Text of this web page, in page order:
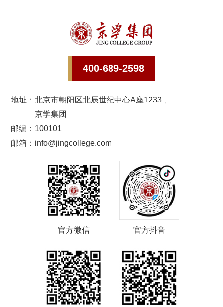
400-689-2598
地址： 北京市朝阳区北辰世纪中心A座1233，
京学集团
邮编：100101
邮箱：info@jingcollege.com
官方微信 官方抖音